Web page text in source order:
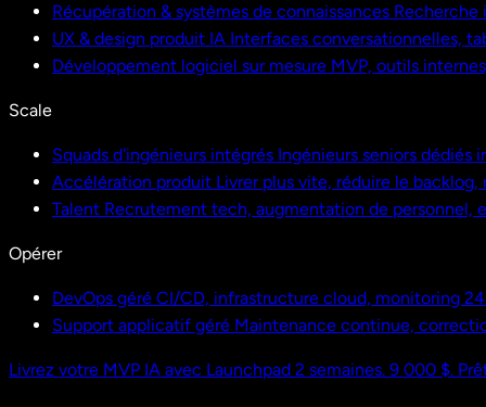
Récupération & systèmes de connaissances Recherche
UX & design produit IA Interfaces conversationnelles,
Développement logiciel sur mesure MVP, outils
Scale
Squads d'ingénieurs intégrés Ingénieurs seniors dédiés
Accélération produit Livrer plus vite, réduire le
Talent Recrutement tech, augmentation de personnel,
Opérer
DevOps géré CI/CD, infrastructure cloud, monitoring
Support applicatif géré Maintenance continue,
Livrez votre MVP IA avec Launchpad 2 semaines. 9 000 $.